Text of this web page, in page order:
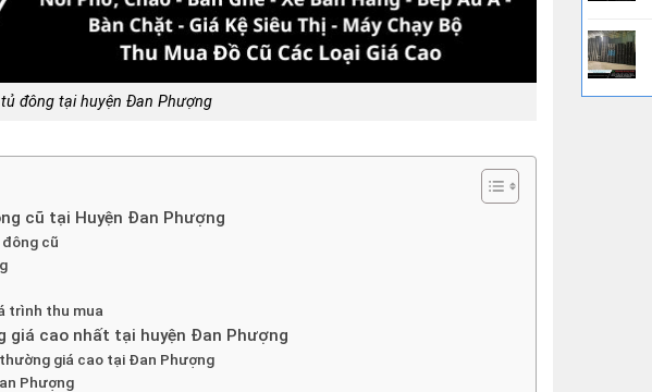
đông tại huyện Đan Phượng
cũ tại Huyện Đan Phượng
cũ
trình thu mua
cao nhất tại huyện Đan Phượng
giá cao tại Đan Phượng
Phượng